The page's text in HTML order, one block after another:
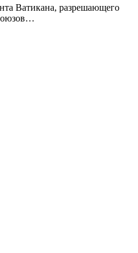
Ватикана, разрешающего